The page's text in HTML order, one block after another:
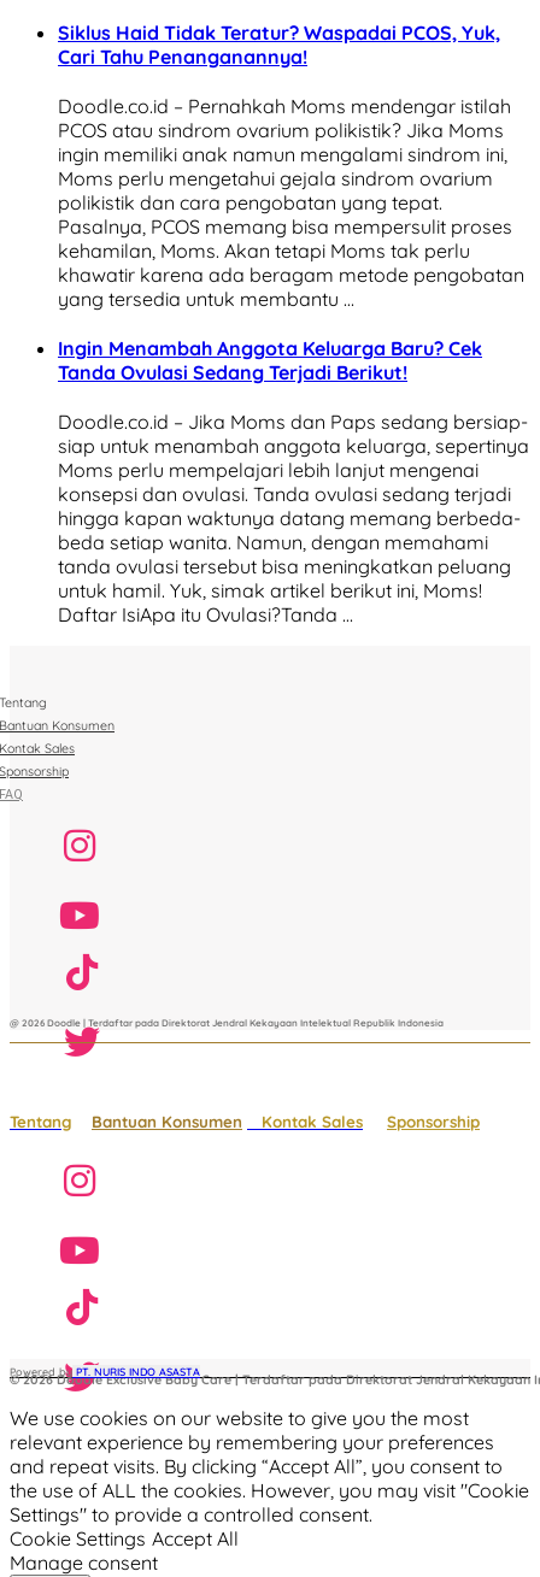
Siklus Haid Tidak Teratur? Waspadai PCOS, Yuk,
Cari Tahu Penanganannya!
Doodle.co.id – Pernahkah Moms mendengar istilah
PCOS atau sindrom ovarium polikistik? Jika Moms
ingin memiliki anak namun mengalami sindrom ini,
Moms perlu mengetahui gejala sindrom ovarium
polikistik dan cara pengobatan yang tepat.
Pasalnya, PCOS memang bisa mempersulit proses
kehamilan, Moms. Akan tetapi Moms tak perlu
khawatir karena ada beragam metode pengobatan
yang tersedia untuk membantu …
Ingin Menambah Anggota Keluarga Baru? Cek
Tanda Ovulasi Sedang Terjadi Berikut!
Doodle.co.id – Jika Moms dan Paps sedang bersiap-
siap untuk menambah anggota keluarga, sepertinya
Moms perlu mempelajari lebih lanjut mengenai
konsepsi dan ovulasi. Tanda ovulasi sedang terjadi
hingga kapan waktunya datang memang berbeda-
beda setiap wanita. Namun, dengan memahami
tanda ovulasi tersebut bisa meningkatkan peluang
untuk hamil. Yuk, simak artikel berikut ini, Moms!
Daftar IsiApa itu Ovulasi?Tanda …
Tentang
Bantuan Konsumen
Kontak Sales
Sponsorship
FAQ
@ 2026 Doodle | Terdaftar pada Direktorat Jendral Kekayaan Intelektual Republik Indonesia
Tentang Bantuan Konsumen Kontak Sales Sponsorship
© 2026 Doodle Exclusive Baby Care | Terdaftar pada Direktorat Jendral Kekayaan
Powered by PT. NURIS INDO ASASTA
We use cookies on our website to give you the most
relevant experience by remembering your preferences
and repeat visits. By clicking “Accept All”, you consent to
the use of ALL the cookies. However, you may visit "Cookie
Settings" to provide a controlled consent.
Cookie Settings Accept All
Manage consent